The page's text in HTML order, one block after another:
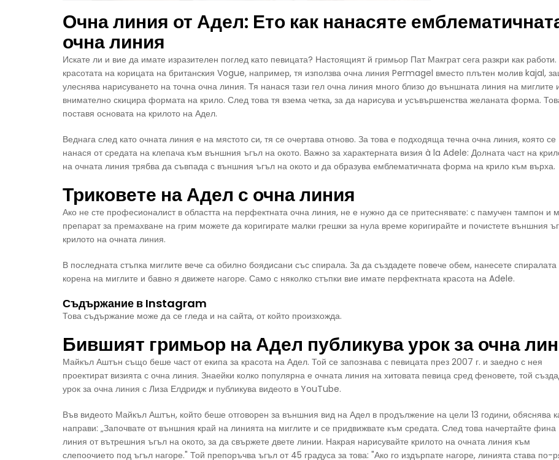
Очна линия от Адел: Ето как нанасяте
очна линия
Искате ли и вие да имате изразителен поглед като певицата? Настоящият й гримьор Пат Макграт сега разкри как
красотата на корицата на британския Vogue, например, тя използва очна линия Permagel вместо плътен молив kajal,
улеснява нарисуването на точна очна линия. Тя нанася тази гел очна линия много близо до външната линия на миглите
внимателно скицира формата на крило. След това тя взема четка, за да нарисува и усъвършенства желаната форма.
поставя основата на крилото на Адел.
Веднага след като очната линия е на мястото си, тя се очертава отново. За това е подходяща течна очна линия, която се
нанася от средата на клепача към външния ъгъл на окото. Важно за характерната визия à la Adele: Долната част на
на очната линия трябва да съвпада с външния ъгъл на окото и да образува емблематичната форма на крило към върха.
Триковете на Адел с очна линия
Ако не сте професионалист в областта на перфектната очна линия, не е нужно да се притеснявате: с памучен тампон и
препарат за премахване на грим можете да коригирате малки грешки за нула време коригирайте и почистете външния
крилото на очната линия.
В последната стъпка миглите вече са обилно боядисани със спирала. За да създадете повече обем, нанесете спиралата
корена на миглите и бавно я движете нагоре. Само с няколко стъпки вие имате перфектната красота на Adele.
Съдържание в Instagram
Това съдържание може да се гледа и на сайта, от който произхожда.
Бившият гримьор на Адел публикува урок за очна
Майкъл Аштън също беше част от екипа за красота на Адел. Той се запознава с певицата през 2007 г. и заедно с нея
проектират визията с очна линия. Знаейки колко популярна е очната линия на хитовата певица сред феновете, той
урок за очна линия с Лиза Елдридж и публикува видеото в YouTube.
Във видеото Майкъл Аштън, който беше отговорен за външния вид на Адел в продължение на цели 13 години, обяснява
направи: „Започвате от външния край на линията на миглите и се придвижвате към средата. След това начертайте фина
линия от вътрешния ъгъл на окото, за да свържете двете линии. Накрая нарисувайте крилото на очната линия към
слепоочието под ъгъл нагоре." Той препоръчва ъгъл от 45 градуса за това: "Ако го издърпате нагоре, линията става по-